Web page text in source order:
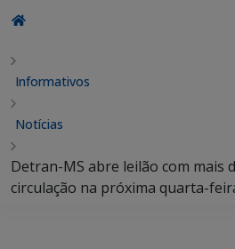
Informativos
Notícias
Detran-MS abre leilão com mais
circulação na próxima quarta-